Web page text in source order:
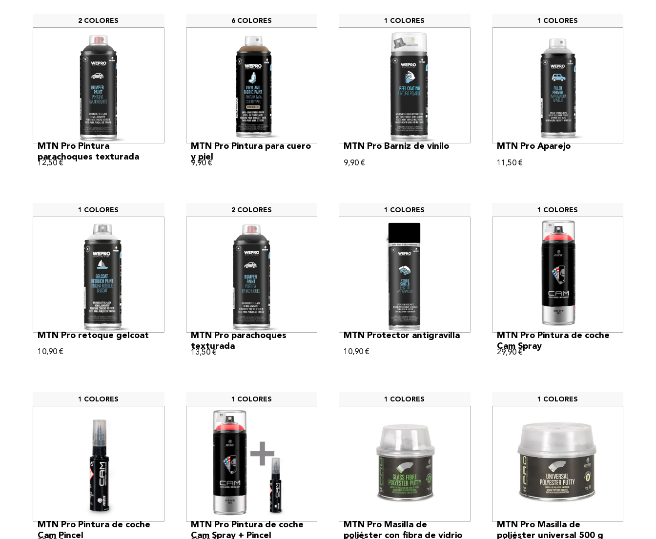
2 COLORES
VER MÁS
MTN Pro Pintura
parachoques texturada
12,50 €
6 COLORES
VER MÁS
MTN Pro Pintura para cuero
y piel
9,90 €
1 COLORES
VER MÁS
MTN Pro Barniz de vinilo
9,90 €
1 COLORES
VER MÁS
MTN Pro Aparejo
11,50 €
1 COLORES
VER MÁS
MTN Pro retoque gelcoat
10,90 €
2 COLORES
VER MÁS
MTN Pro parachoques
texturada
13,50 €
1 COLORES
VER MÁS
MTN Protector antigravilla
10,90 €
1 COLORES
VER MÁS
MTN Pro Pintura de coche
Cam Spray
29,90 €
1 COLORES
VER MÁS
MTN Pro Pintura de coche
Cam Pincel
1 COLORES
VER MÁS
MTN Pro Pintura de coche
Cam Spray + Pincel
1 COLORES
VER MÁS
MTN Pro Masilla de
poliéster con fibra de vidrio
1 COLORES
VER MÁS
MTN Pro Masilla de
poliéster universal 500 g